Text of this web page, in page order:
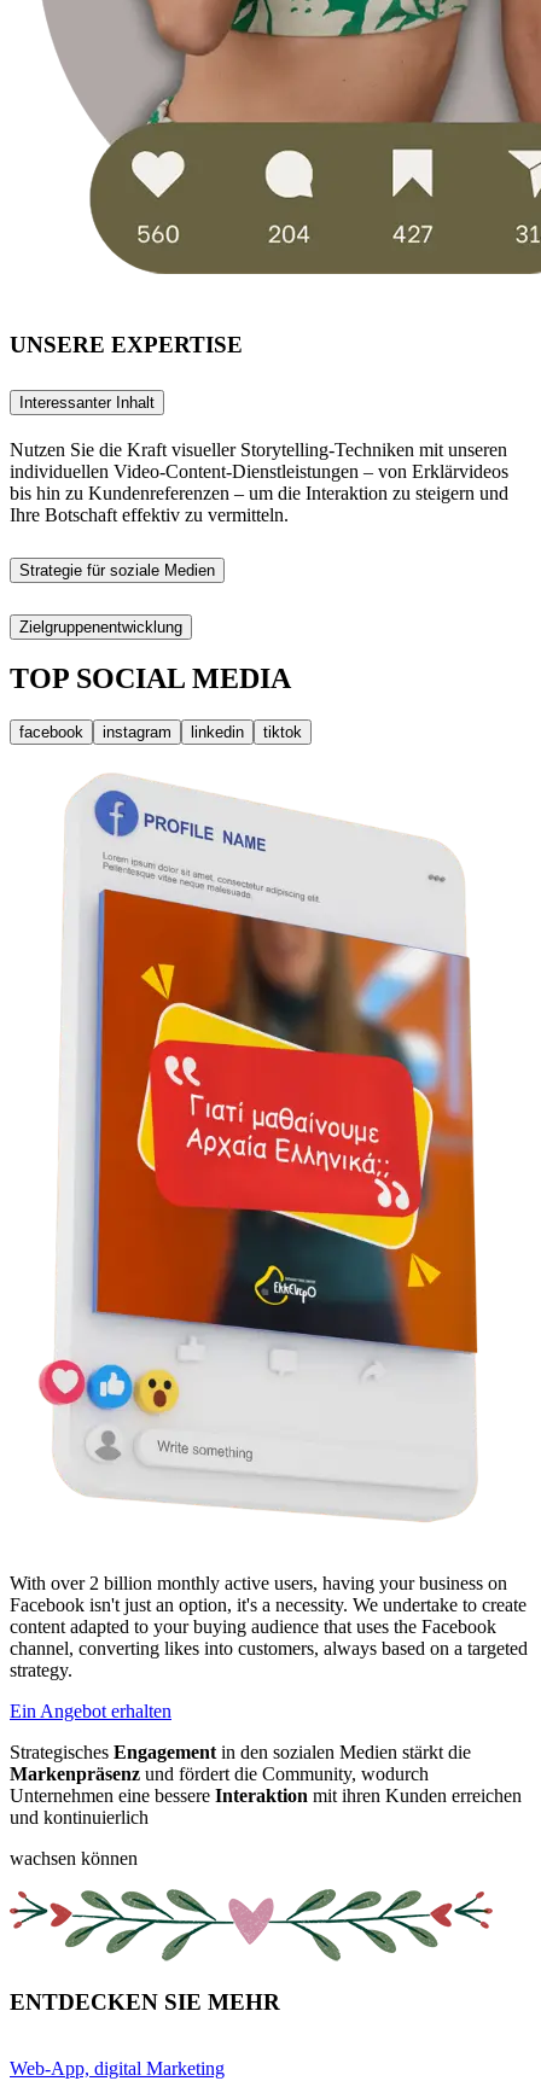
UNSERE EXPERTISE
Interessanter Inhalt
Nutzen Sie die Kraft visueller Storytelling-Techniken mit unseren
individuellen Video-Content-Dienstleistungen – von Erklärvideos
bis hin zu Kundenreferenzen – um die Interaktion zu steigern und
Ihre Botschaft effektiv zu vermitteln.
Strategie für soziale Medien
Zielgruppenentwicklung
TOP SOCIAL MEDIA
facebook instagram linkedin tiktok
With over 2 billion monthly active users, having your business on
Facebook isn't just an option, it's a necessity. We undertake to create
content adapted to your buying audience that uses the Facebook
channel, converting likes into customers, always based on a targeted
strategy.
Ein Angebot erhalten
Strategisches Engagement in den sozialen Medien stärkt die
Markenpräsenz und fördert die Community, wodurch
Unternehmen eine bessere Interaktion mit ihren Kunden erreichen
und kontinuierlich
wachsen können
ENTDECKEN SIE MEHR
Web-App, digital Marketing